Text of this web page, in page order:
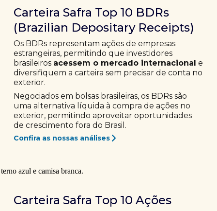
Carteira Safra Top 10 BDRs
(Brazilian Depositary Receipts)
Os BDRs representam ações de empresas
estrangeiras, permitindo que investidores
brasileiros acessem o mercado internacional e
diversifiquem a carteira sem precisar de conta no
exterior.
Negociados em bolsas brasileiras, os BDRs são
uma alternativa líquida à compra de ações no
exterior, permitindo aproveitar oportunidades
de crescimento fora do Brasil.
Confira as nossas análises
Carteira Safra Top 10 Ações